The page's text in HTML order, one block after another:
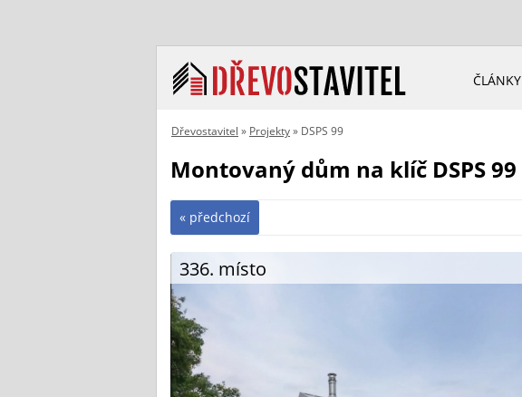
ČLÁNKY
Dřevostavitel » Projekty» DSPS 99
Montovaný dům na klíč DSPS 99
« předchozí
336. místo